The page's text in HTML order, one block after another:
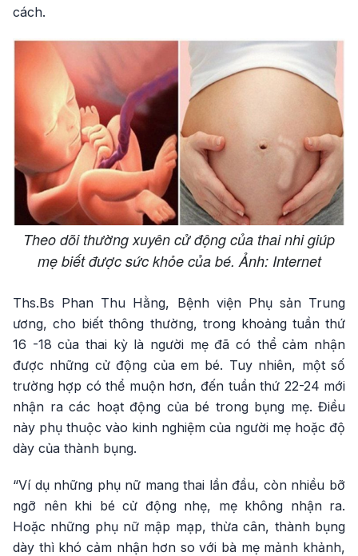
cách.
Theo dõi thường xuyên cử động của thai nhi giúp
mẹ biết được sức khỏe của bé. Ảnh: Internet
Ths.Bs Phan Thu Hằng, Bệnh viện Phụ sản Trung
ương, cho biết thông thường, trong khoảng tuần thứ
16 -18 của thai kỳ là người mẹ đã có thể cảm nhận
được những cử động của em bé. Tuy nhiên, một số
trường hợp có thể muộn hơn, đến tuần thứ 22-24 mới
nhận ra các hoạt động của bé trong bụng mẹ. Điều
này phụ thuộc vào kinh nghiệm của người mẹ hoặc độ
dày của thành bụng.
“Ví dụ những phụ nữ mang thai lần đầu, còn nhiều bỡ
ngỡ nên khi bé cử động nhẹ, mẹ không nhận ra.
Hoặc những phụ nữ mập mạp, thừa cân, thành bụng
dày thì khó cảm nhận hơn so với bà mẹ mảnh khảnh,